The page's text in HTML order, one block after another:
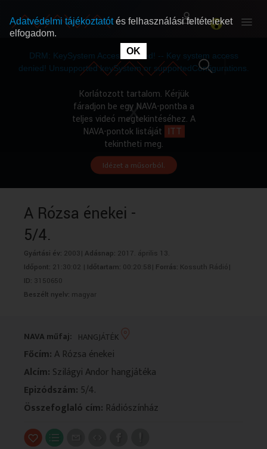
RÓLUNK
RÓLUNK
DRM: KeySystem Access Denied! -- Key system access
denied! Unsupported keySystem or supportedConfigurations.
Korlátozott tartalom. Kérjük
fáradjon be egy NAVA-pontba a
teljes videó megtekintéséhez. A
NAVA-pontok listáját ITT
tekintheti meg.
Idézet a műsorból.
A Rózsa énekei -
5/4.
Gyártási év: 2003| Adásnap: 2017. április 13.
Időpont: 21:30:02 | Időtartam: 00:20:58| Forrás: Kossuth Rádió|
ID: 3150650
Beszélt nyelv: magyar
NAVA műfaj: HANGJÁTÉK
Főcím:A Rózsa énekei
Alcím: Szilágyi Andor hangjátéka
Epizódszám: 5/4.
Összefoglaló cím: Rádiószínház
Adatvédelmi tájékoztatótés felhasználási feltételeket
elfogadom.
OK